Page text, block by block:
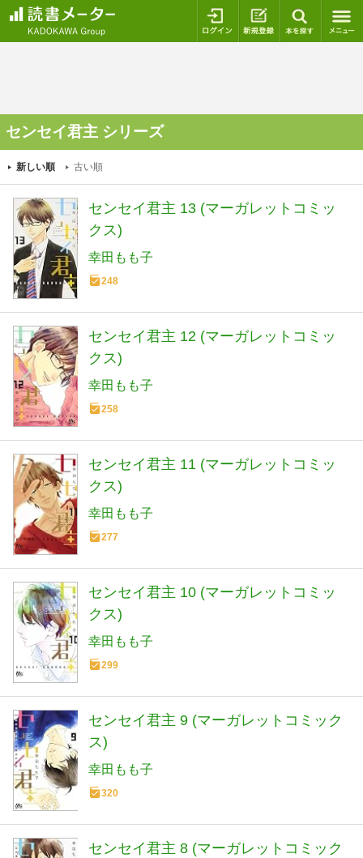
ログイン 新規登録
センセイ君主 シリーズ
新しい順 古い順
センセイ君主 13 (マーガレットコミッ
クス)
幸田もも子
248
センセイ君主 12 (マーガレットコミッ
クス)
幸田もも子
258
センセイ君主 11 (マーガレットコミッ
クス)
幸田もも子
277
センセイ君主 10 (マーガレットコミッ
クス)
幸田もも子
299
センセイ君主 9 (マーガレットコミック
ス)
幸田もも子
320
センセイ君主 8 (マーガレットコミック